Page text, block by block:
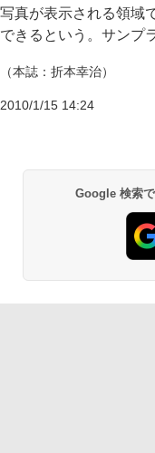
写真が表示される領域
できるという。サンプ
（本誌：折本幸治）
2010/1/15 14:24
Google 検索